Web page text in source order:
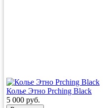
Колье Этно Prching Black
5 000 руб.